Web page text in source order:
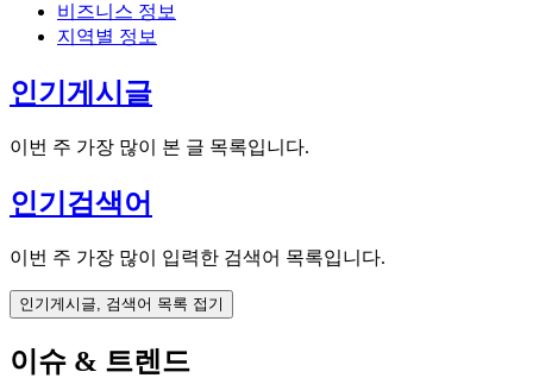
비즈니스 정보
지역별 정보
인기게시글
이번 주 가장 많이 본 글 목록입니다.
인기검색어
이번 주 가장 많이 입력한 검색어 목록입니다.
인기게시글, 검색어 목록 접기
이슈 & 트렌드